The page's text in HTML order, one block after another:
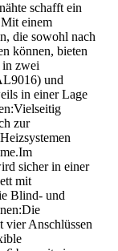
schafft ein
einem
die sowohl nach
können, bieten
zwei
und
in einer Lage
zur
sicher in einer
mit
Blind- und
vier Anschlüssen